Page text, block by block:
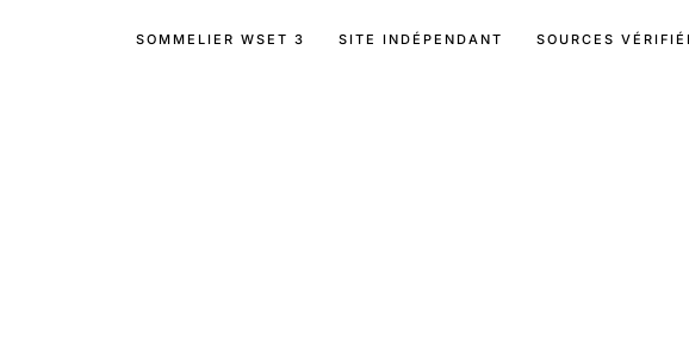
SOMMELIER WSET 3 SITE INDÉPENDANT SOURCES